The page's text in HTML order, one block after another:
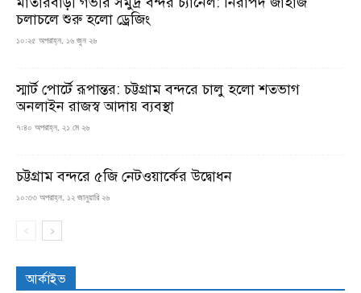
চলাচলে শুরু হলো ড্রেজিং
১০:২৫ অপরাহ্ন, ১৬ জুন ২৬
স্মার্ট পোর্টে রূপান্তর: চট্টগ্রাম বন্দরে চালু হলো শতভাগ
অনলাইন রাজস্ব আদায় ব্যবস্থা
৭:৪০ অপরাহ্ন, ২১ মে ২৬
চট্টগ্রাম বন্দরে ৫জি নেটওয়ার্কের উদ্বোধন
১০:৩৩ অপরাহ্ন, ১২ জানুয়ারি ২৬
আর্কাইভ